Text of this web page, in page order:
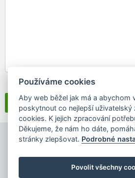
Souhlasím sezpracováním osobních
Používáme cookies
Aby web běžel jak má a abychom
poskytnout co nejlepší uživatelský
cookies. K jejich zpracování
Děkujeme, že nám ho dáte,
stránky zlepšovat. Podrobné
Povolit všechny